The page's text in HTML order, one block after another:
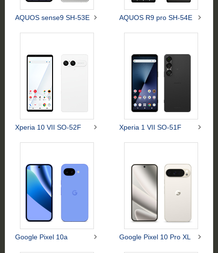
AQUOS sense9 SH-53E  AQUOS R9 pro SH-54E 
Xperia 10 VII SO-52F  Xperia 1 VII SO-51F 
Google Pixel 10a  Google Pixel 10 Pro XL 